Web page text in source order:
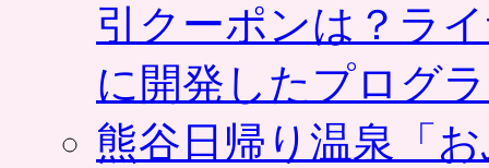
引クーポンは？ラ
に開発したプログ
熊谷日帰り温泉「